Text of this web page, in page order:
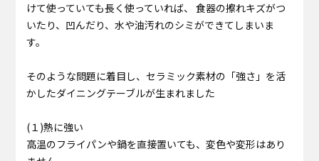
けて使っていても長く使っていれば、 食器の擦れキズがつ
いたり、凹んだり、水や油汚れのシミができてしまいま
す。
そのような問題に着目し、セラミック素材の「強さ」を活
かしたダイニングテーブルが生まれました
(１)熱に強い
高温のフライパンや鍋を直接置いても、変色や変形はあり